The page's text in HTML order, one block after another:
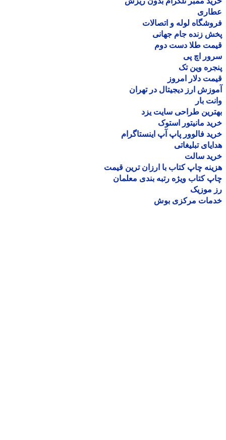
لوله و اتصالات
زنده جام جهانی
طلا دست دوم
اچ پی
وین تک
دلار امروز
ارز دیجیتال در تهران
بار
طراحی سایت یزد
مانیتور استوک
فالوور پاپ آپ اینستاگرام
تبلیغاتی
سالت
چاپ کتاب با ارزان ترین قیمت
کتاب ویژه رتبه بندی معلمان
موزیک
مرکزی بوش